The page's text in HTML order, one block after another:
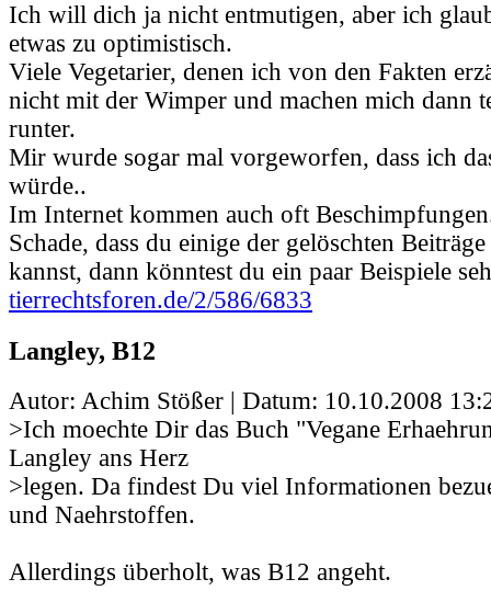
Ich will dich ja nicht entmutigen, aber ich
etwas zu optimistisch.
Viele Vegetarier, denen ich von den Fakten
nicht mit der Wimper und machen mich dann
runter.
Mir wurde sogar mal vorgeworfen, dass ich
würde..
Im Internet kommen auch oft
Schade, dass du einige der gelöschten
kannst, dann könntest du ein paar Beispiele
tierrechtsforen.de/2/586/6833
Langley, B12
Autor: Achim Stößer | Datum: 10.10.2008
>Ich moechte Dir das Buch "Vegane
Langley ans Herz
>legen. Da findest Du viel Informationen
und Naehrstoffen.
Allerdings überholt, was B12 angeht.